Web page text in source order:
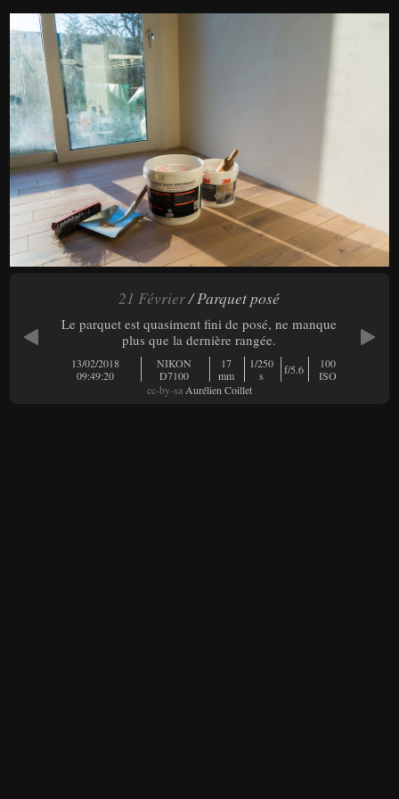
21 Février/ Parquet posé
Le parquet est quasiment fini de posé, ne manque
plus que la dernière rangée.
13/02/2018
09:49:20
NIKON
D7100
17
mm
1/250
s
f/5.6
100
ISO
cc-by-saAurélien Coillet